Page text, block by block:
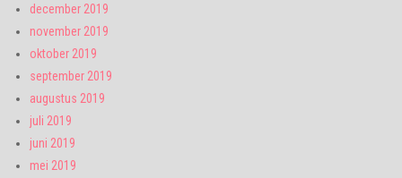
december 2019
november 2019
oktober 2019
september 2019
augustus 2019
juli 2019
juni 2019
mei 2019